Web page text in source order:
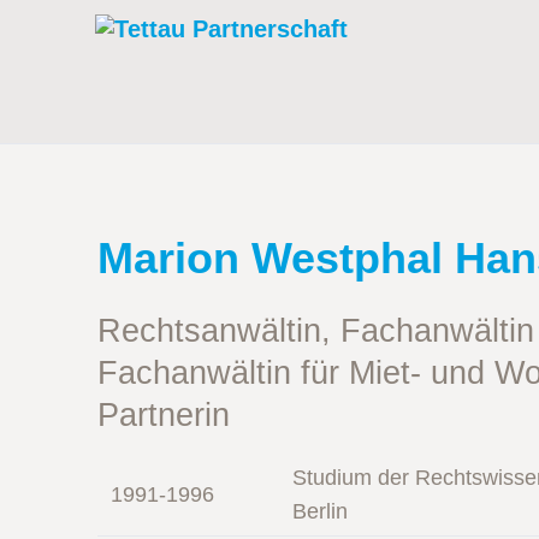
Marion Westphal
Rechtsanwältin,
Fachanwältin für Miet- und
Partnerin
1991-1996
Studium der
Berlin